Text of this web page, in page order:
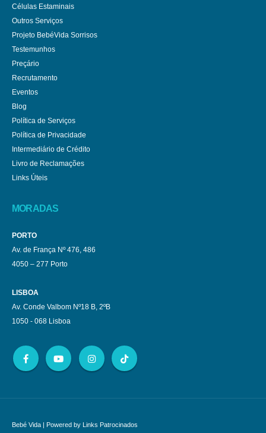
Células Estaminais
Outros Serviços
Projeto BebéVida Sorrisos
Testemunhos
Preçário
Recrutamento
Eventos
Blog
Política de Serviços
Política de Privacidade
Intermediário de Crédito
Livro de Reclamações
Links Úteis
MORADAS
PORTO
Av. de França Nº 476, 486
4050 – 277 Porto
LISBOA
Av. Conde Valbom Nº18 B, 2ºB
1050 - 068 Lisboa
Bebé Vida | Powered by Links Patrocinados